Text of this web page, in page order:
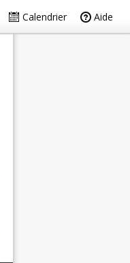
Calendrier Aide